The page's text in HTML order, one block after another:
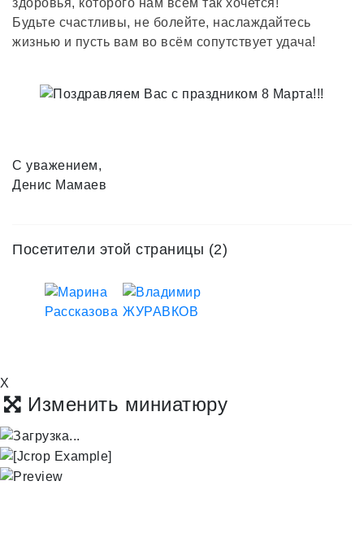
Будьте счастливы, не болейте, наслаждайтесь
жизнью и пусть вам во всём сопутствует удача!
С уважением,
Денис Мамаев
Посетители этой страницы (2)
X
Изменить миниатюру